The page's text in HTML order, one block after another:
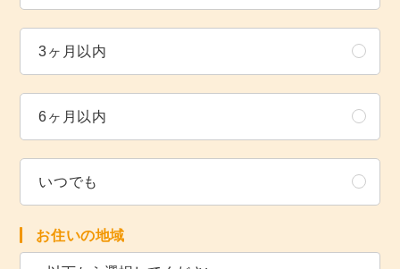
3ヶ月以内
6ヶ月以内
いつでも
お住いの地域